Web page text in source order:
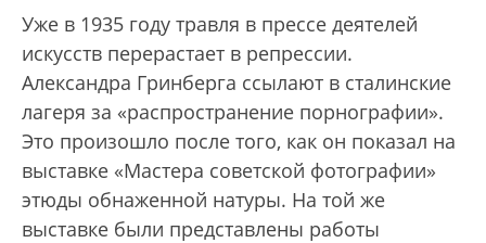
Уже в 1935 году травля в прессе деятелей
искусств перерастает в репрессии.
Александра Гринберга ссылают в сталинские
лагеря за «распространение порнографии».
Это произошло после того, как он показал на
выставке «Мастера советской фотографии»
этюды обнаженной натуры. На той же
выставке были представлены работы